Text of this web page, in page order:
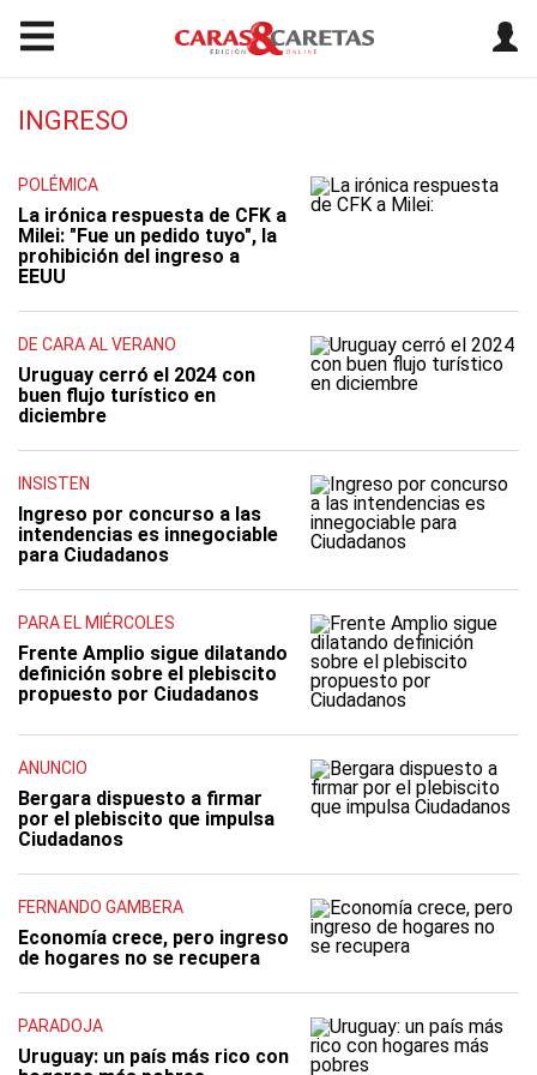
INGRESO
POLÉMICA
La irónica respuesta de CFK a
Milei: "Fue un pedido tuyo", la
prohibición del ingreso a
EEUU
DE CARA AL VERANO
Uruguay cerró el 2024 con
buen flujo turístico en
diciembre
INSISTEN
Ingreso por concurso a las
intendencias es innegociable
para Ciudadanos
PARA EL MIÉRCOLES
Frente Amplio sigue dilatando
definición sobre el plebiscito
propuesto por Ciudadanos
ANUNCIO
Bergara dispuesto a firmar
por el plebiscito que impulsa
Ciudadanos
FERNANDO GAMBERA
Economía crece, pero ingreso
de hogares no se recupera
PARADOJA
Uruguay: un país más rico con